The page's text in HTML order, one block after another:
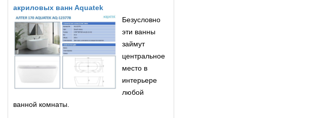
акриловых ванн Aquatek
Безусловно
эти ванны
займут
центральное
место в
интерьере
любой
ванной комнаты.